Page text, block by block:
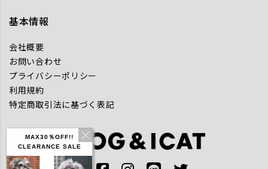
MAX30％OFF!!
CLEARANCE SALE
基本情報
会社概要
お問い合わせ
プライバシーポリシー
利用規約
特定商取引法に基づく表記